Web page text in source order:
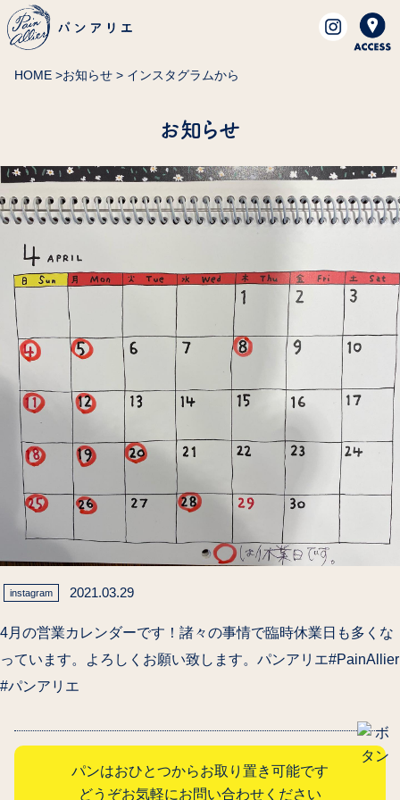
HOME >お知らせ > インスタグラムから
お知らせ
instagram 2021.03.29
4月の営業カレンダーです！諸々の事情で臨時休業日も多くな
っています。よろしくお願い致します。パンアリエ#PainAllier
#パンアリエ
パンはおひとつからお取り置き可能です
どうぞお気軽にお問い合わせください